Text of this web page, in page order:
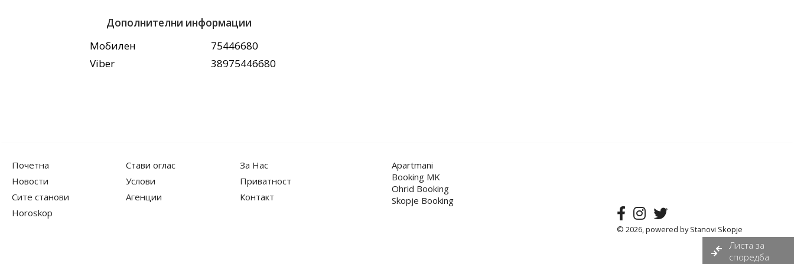
Дополнителни информации
Мобилен
75446680
Viber
38975446680
Почетна Стави оглас
За Нас
Новости
Услови
Приватност
Сите станови
Агенции
Контакт
Horoskop
Apartmani
Booking MK
Ohrid Booking
Skopje Booking
© 2026, powered byStanovi Skopje
Листа за
споредба